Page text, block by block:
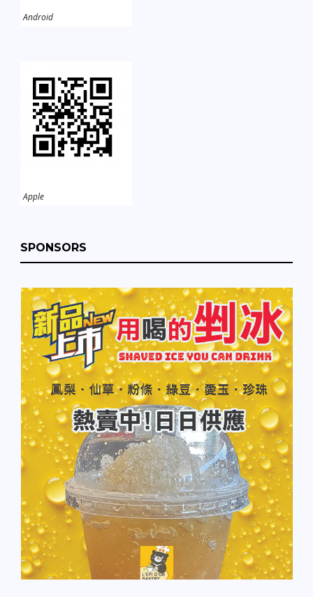
Android
Apple
SPONSORS